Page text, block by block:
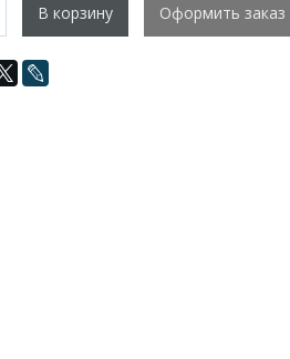
В корзину Оформить заказ